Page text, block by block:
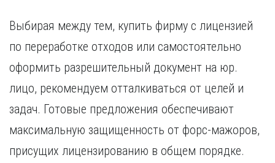
Выбирая между тем, купить фирму с лицензией
по переработке отходов или самостоятельно
оформить разрешительный документ на юр.
лицо, рекомендуем отталкиваться от целей и
задач. Готовые предложения обеспечивают
максимальную защищенность от форс-мажоров,
присущих лицензированию в общем порядке.